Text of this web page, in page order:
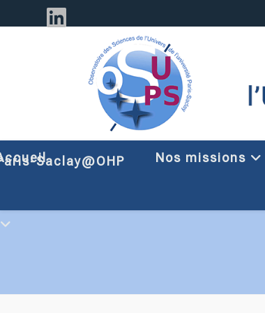
Nos missions
Saclay@OHP